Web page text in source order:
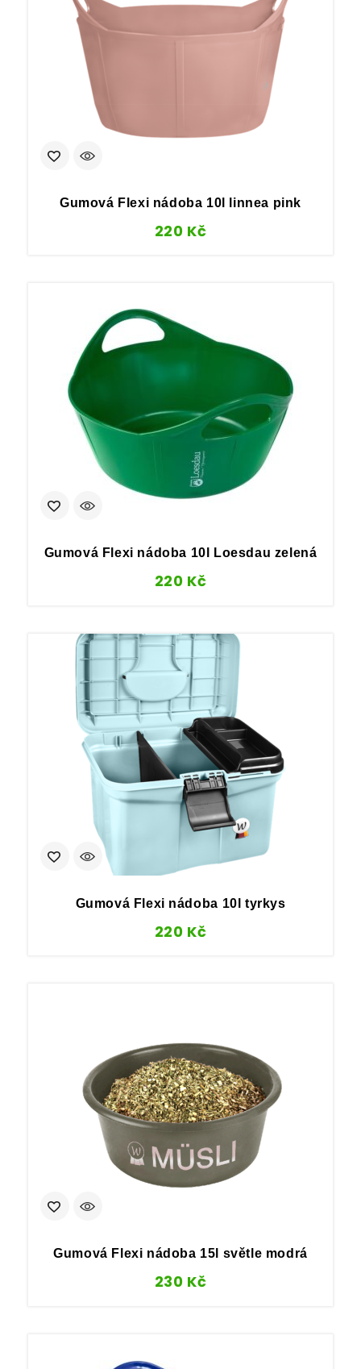
Gumová Flexi nádoba 10l linnea pink
220 Kč
Gumová Flexi nádoba 10l Loesdau zelená
220 Kč
Gumová Flexi nádoba 10l tyrkys
220 Kč
Gumová Flexi nádoba 15l světle modrá
230 Kč